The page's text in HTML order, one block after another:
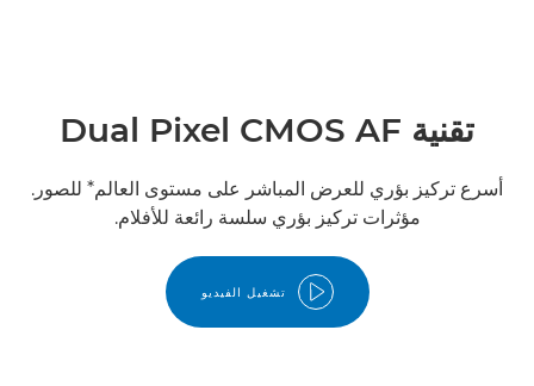
تقنية Dual Pixel CMOS AF
أسرع تركيز بؤري للعرض المباشر على مستوى العالم* للصور.
مؤثرات تركيز بؤري سلسة رائعة للأفلام.
تشغيل الفيديو